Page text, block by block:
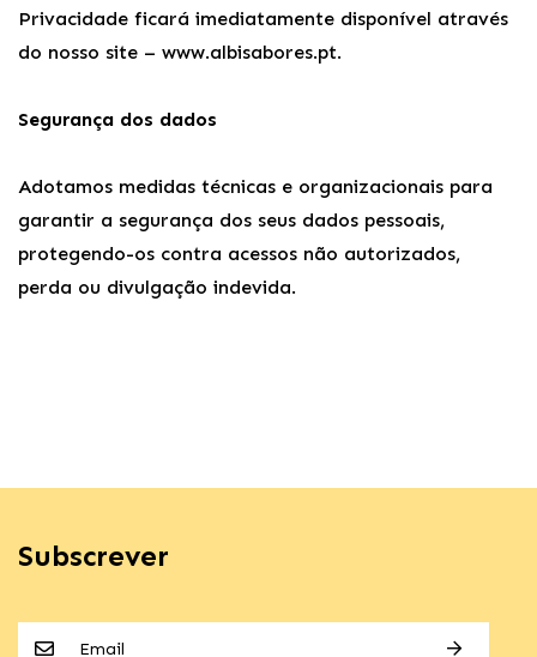
Privacidade ficará imediatamente disponível através
do nosso site – www.albisabores.pt.
Segurança dos dados
Adotamos medidas técnicas e organizacionais para
garantir a segurança dos seus dados pessoais,
protegendo-os contra acessos não autorizados,
perda ou divulgação indevida.
Subscrever